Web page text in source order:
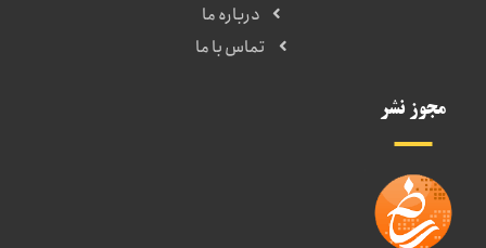
درباره ما
تماس با ما
مجوز نشر